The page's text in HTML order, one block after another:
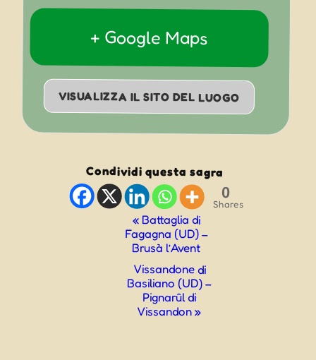
+ Google Maps
VISUALIZZA IL SITO DEL LUOGO
Condividi questa sagra
0
Shares
«Battaglia di
Fagagna (UD) –
Brusà l’Avent
Vissandone di
Basiliano (UD) –
Pignarûl di
Vissandon»